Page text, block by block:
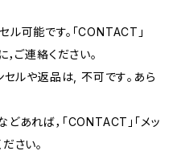
可能です。「CONTACT」
，ご連絡ください。
ルや返品は, 不可です｡あら
あれば，「CONTACT」「メッ
さい。